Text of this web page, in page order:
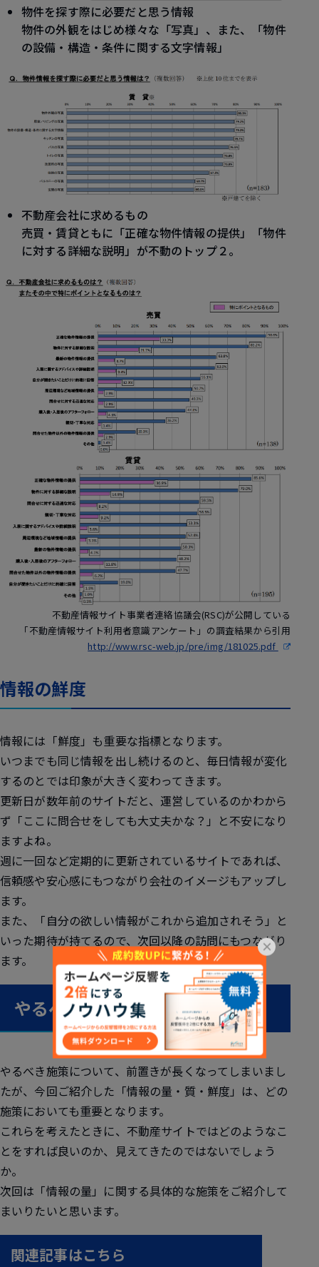
物件を探す際に必要だと思う情報
物件の外観をはじめ様々な「写真」、また、「物件
の設備・構造・条件に関する文字情報」
不動産会社に求めるもの
売買・賃貸ともに「正確な物件情報の提供」「物件
に対する詳細な説明」が不動のトップ２。
不動産情報サイト事業者連絡協議会(RSC)が公開している
「不動産情報サイト利用者意識アンケート」の調査結果から引用
http://www.rsc-web.jp/pre/img/181025.pdf
情報の鮮度
情報には「鮮度」も重要な指標となります。
いつまでも同じ情報を出し続けるのと、毎日情報が変化
するのとでは印象が大きく変わってきます。
更新日が数年前のサイトだと、運営しているのかわから
ず「ここに問合せをしても大丈夫かな？」と不安になり
ますよね。
週に一回など定期的に更新されているサイトであれば、
信頼感や安心感にもつながり会社のイメージもアップし
ます。
また、「自分の欲しい情報がこれから追加されそう」と
いった期待が持てるので、次回以降の訪問にもつながり
ます。
やるべき施策について
やるべき施策について、前置きが長くなってしまいまし
たが、今回ご紹介した「情報の量・質・鮮度」は、どの
施策においても重要となります。
これらを考えたときに、不動産サイトではどのようなこ
とをすれば良いのか、見えてきたのではないでしょう
か。
次回は「情報の量」に関する具体的な施策をご紹介して
まいりたいと思います。
関連記事はこちら
×